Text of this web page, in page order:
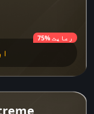
75% رعایت